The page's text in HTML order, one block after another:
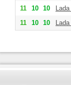
11 10 10 Lada
11
10 10 Lada